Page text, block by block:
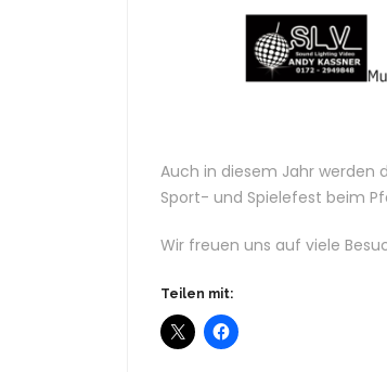
Auch in diesem Jahr werden
Sport- und Spielefest beim
Wir freuen uns auf viele
Teilen mit: